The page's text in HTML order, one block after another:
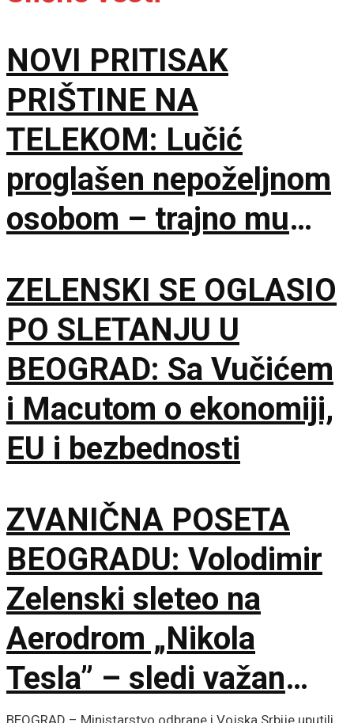
NOVI PRITISAK
PRIŠTINE NA
TELEKOM: Lučić
proglašen nepoželjnom
osobom – trajno mu
KiM
ZELENSKI SE OGLASIO
PO SLETANJU U
BEOGRAD: Sa Vučićem
i Macutom o ekonomiji,
EU i bezbednosti
ZVANIČNA POSETA
BEOGRADU: Volodimir
Zelenski sleteo na
Aerodrom „Nikola
Tesla” – sledi važan
BEOGRAD – Ministarstvo odbrane i Vojska Srbije uputili